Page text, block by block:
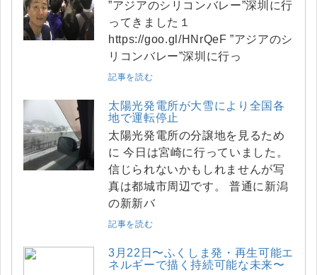
”アジアのシリコンバレー”深圳に行
ってきました１
https://goo.gl/HNrQeF ”アジアのシ
リコンバレー”深圳に行っ
記事を読む
太陽光発電所が大雪により全国各
地で運転停止
太陽光発電所の分譲地を見るため
に 今日は宮崎に行っていました。
信じられないかもしれませんが写
真は都城市周辺です。 普通に新潟
の新新バ
記事を読む
3月22日〜ふくしま発・再生可能エ
ネルギーで描く持続可能な未来〜